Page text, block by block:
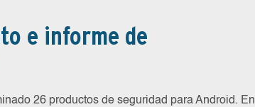
e informe de
26 productos de seguridad para Android. En